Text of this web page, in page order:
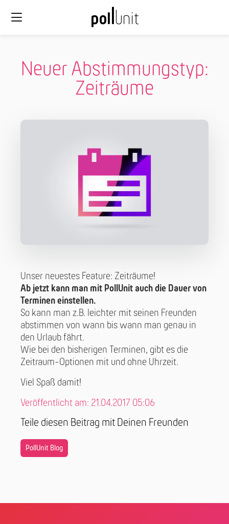
Neuer Abstimmungstyp:
Zeiträume
Unser neuestes Feature: Zeiträume!
Ab jetzt kann man mit PollUnit auch die Dauer von
Terminen einstellen.
So kann man z.B. leichter mit seinen Freunden
abstimmen von wann bis wann man genau in
den Urlaub fährt.
Wie bei den bisherigen Terminen, gibt es die
Zeitraum-Optionen mit und ohne Uhrzeit.
Viel Spaß damit!
Veröffentlicht am: 21.04.2017 05:06
Teile diesen Beitrag mit Deinen Freunden
PollUnit Blog